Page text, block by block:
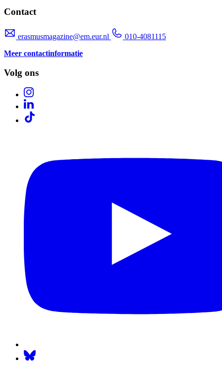
Contact
erasmusmagazine@em.eur.nl
010-4081115
Meer contactinformatie
Volg ons